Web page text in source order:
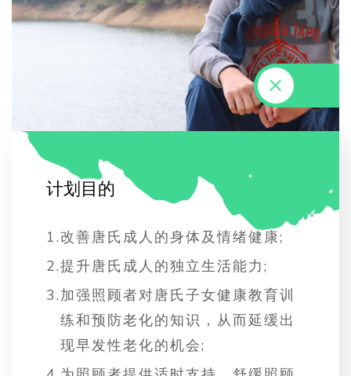
计划目的
1.改善唐氏成人的身体及情绪健康;
2.提升唐氏成人的独立生活能力;
3.加强照顾者对唐氏子女健康教育训
练和预防老化的知识，从而延缓出
现早发性老化的机会;